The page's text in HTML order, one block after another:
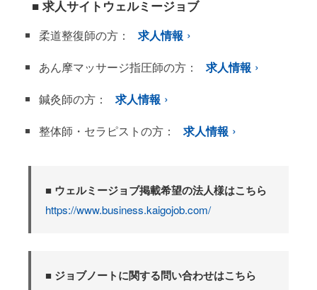
■ 求人サイトウェルミージョブ
柔道整復師の方：
求人情報
あん摩マッサージ指圧師の方：
求人情報
鍼灸師の方：
求人情報
整体師・セラピストの方：
求人情報
■ ウェルミージョブ掲載希望の法人様はこちら
https://www.business.kaigojob.com/
■ ジョブノートに関する問い合わせはこちら